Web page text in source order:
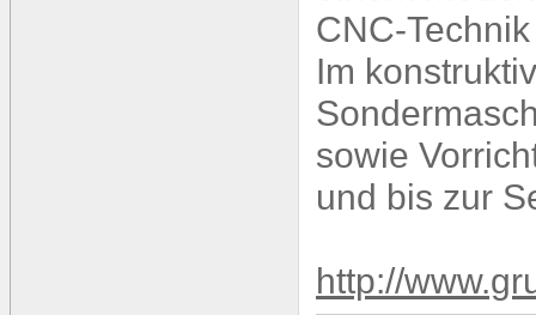
CNC-
Im
sowie
und bis zur
http://